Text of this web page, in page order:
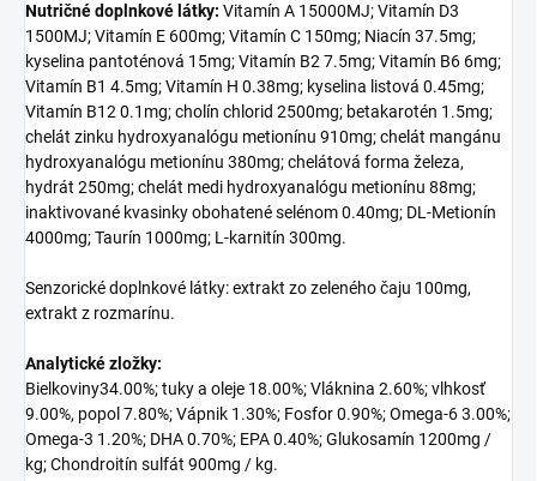
Nutričné doplnkové látky: Vitamín A 15000MJ; Vitamín D3
1500MJ; Vitamín E 600mg; Vitamín C 150mg; Niacín 37.5mg;
kyselina pantoténová 15mg; Vitamín B2 7.5mg; Vitamín B6 6mg;
Vitamín B1 4.5mg; Vitamín H 0.38mg; kyselina listová 0.45mg;
Vitamín B12 0.1mg; cholín chlorid 2500mg; betakarotén 1.5mg;
chelát zinku hydroxyanalógu metionínu 910mg; chelát mangánu
hydroxyanalógu metionínu 380mg; chelátová forma železa,
hydrát 250mg; chelát medi hydroxyanalógu metionínu 88mg;
inaktivované kvasinky obohatené selénom 0.40mg; DL-Metionín
4000mg; Taurín 1000mg; L-karnitín 300mg.
Senzorické doplnkové látky: extrakt zo zeleného čaju 100mg,
extrakt z rozmarínu.
Analytické zložky:
Bielkoviny34.00%; tuky a oleje 18.00%; Vláknina 2.60%; vlhkosť
9.00%, popol 7.80%; Vápnik 1.30%; Fosfor 0.90%; Omega-6 3.00%;
Omega-3 1.20%; DHA 0.70%; EPA 0.40%; Glukosamín 1200mg /
kg; Chondroitín sulfát 900mg / kg.